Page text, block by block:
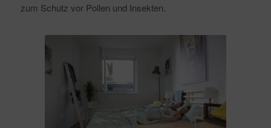
zum Schutz vor Pollen und Insekten.